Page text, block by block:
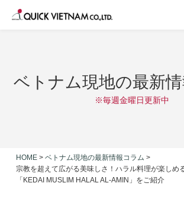
ベトナム現地の最新
※毎週金曜日更新中
HOME > ベトナム現地の最新情報コラム >
宗教を超えて広がる美味しさ！ハラル料理が楽しめ
「KEDAI MUSLIM HALAL AL-AMIN」をご紹介